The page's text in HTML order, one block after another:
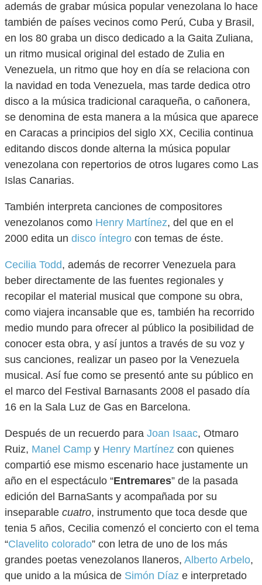
además de grabar música popular venezolana lo hace
también de países vecinos como Perú, Cuba y Brasil,
en los 80 graba un disco dedicado a la Gaita Zuliana,
un ritmo musical original del estado de Zulia en
Venezuela, un ritmo que hoy en día se relaciona con
la navidad en toda Venezuela, mas tarde dedica otro
disco a la música tradicional caraqueña, o cañonera,
se denomina de esta manera a la música que aparece
en Caracas a principios del siglo XX, Cecilia continua
editando discos donde alterna la música popular
venezolana con repertorios de otros lugares como Las
Islas Canarias.
También interpreta canciones de compositores
venezolanos como Henry Martínez, del que en el
2000 edita un disco íntegro con temas de éste.
Cecilia Todd, además de recorrer Venezuela para
beber directamente de las fuentes regionales y
recopilar el material musical que compone su obra,
como viajera incansable que es, también ha recorrido
medio mundo para ofrecer al público la posibilidad de
conocer esta obra, y así juntos a través de su voz y
sus canciones, realizar un paseo por la Venezuela
musical. Así fue como se presentó ante su público en
el marco del Festival Barnasants 2008 el pasado día
16 en la Sala Luz de Gas en Barcelona.
Después de un recuerdo para Joan Isaac, Otmaro
Ruiz, Manel Camp y Henry Martínez con quienes
compartió ese mismo escenario hace justamente un
año en el espectáculo “Entremares” de la pasada
edición del BarnaSants y acompañada por su
inseparable cuatro, instrumento que toca desde que
tenia 5 años, Cecilia comenzó el concierto con el tema
“Clavelito colorado” con letra de uno de los más
grandes poetas venezolanos llaneros, Alberto Arbelo,
que unido a la música de Simón Díaz e interpretado